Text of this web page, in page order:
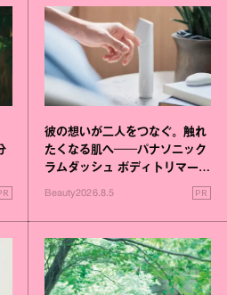
彼の想いが二人をつなぐ。触れ
たくなる肌へ──パナソニック
ラムダッシュ ボディトリマーが
Beauty2026.8.5 PR